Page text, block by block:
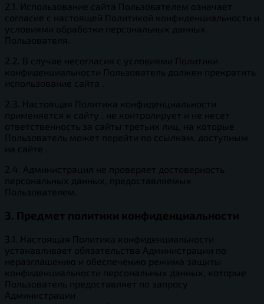
2.1. Использование сайта Пользователем означает
согласие с настоящей Политикой конфиденциальности и
условиями обработки персональных данных
Пользователя.
2.2. В случае несогласия с условиями Политики
конфиденциальности Пользователь должен прекратить
использование сайта .
2.3. Настоящая Политика конфиденциальности
применяется к сайту . не контролирует и не несет
ответственность за сайты третьих лиц, на которые
Пользователь может перейти по ссылкам, доступным
на сайте .
2.4. Администрация не проверяет достоверность
персональных данных, предоставляемых
Пользователем.
3. Предмет политики конфиденциальности
3.1. Настоящая Политика конфиденциальности
устанавливает обязательства Администрации по
неразглашению и обеспечению режима защиты
конфиденциальности персональных данных, которые
Пользователь предоставляет по запросу
Администрации